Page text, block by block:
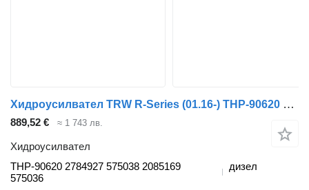
Хидроусилвател TRW R-Series (01.16-) THP-90620 за влекач Scania L,P,G,R,S-series (2016-)
889,52 € ≈ 1 743 лв.
Хидроусилвател
THP-90620 2784927 575038 2085169
575036
дизел